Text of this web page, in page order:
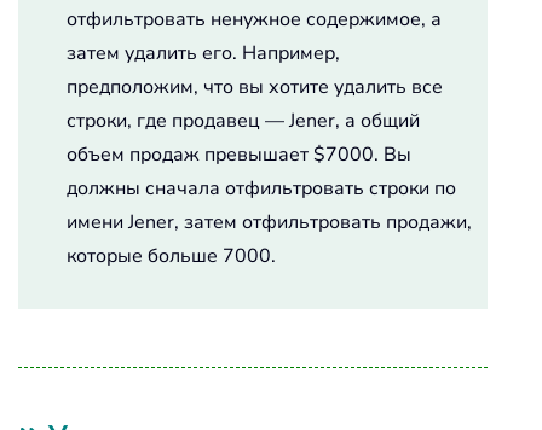
отфильтровать ненужное содержимое, а
затем удалить его. Например,
предположим, что вы хотите удалить все
строки, где продавец — Jener, а общий
объем продаж превышает $7000. Вы
должны сначала отфильтровать строки по
имени Jener, затем отфильтровать продажи,
которые больше 7000.